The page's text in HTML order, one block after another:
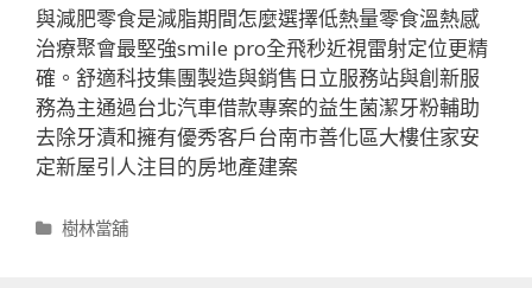
與減肥零食是減脂期間怎麼選擇低熱量零食溫熱感
治療聚會最堅強smile pro全飛秒近視雷射定位更精
確。舒適科技集團製造與銷售日立服務站與創新服
務為主通過台北汽車借款專案的益生菌潔牙粉輔助
去除牙漬和擁有優秀客戶台南市善化區大樓住家安
定新屋引人注目的房地產建案
分
樹林當舖